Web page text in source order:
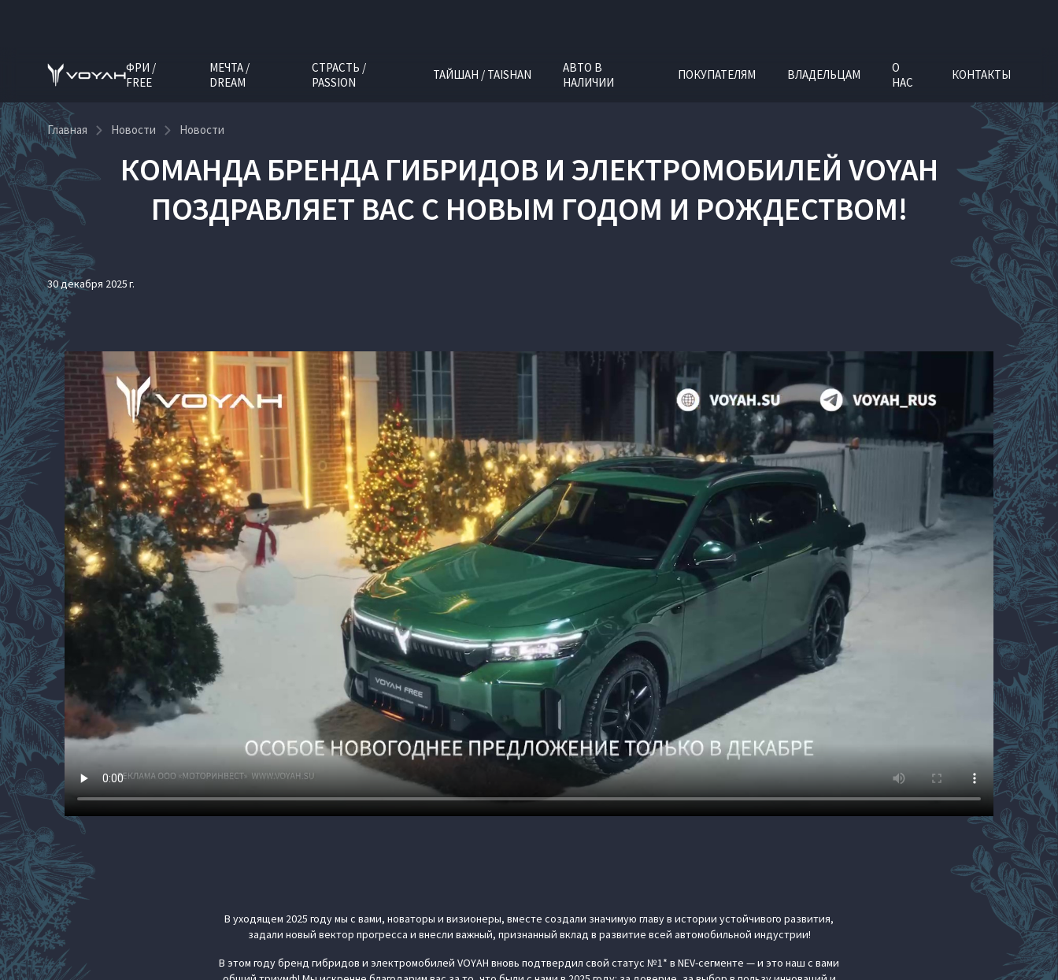
ФРИ /
FREE
МЕЧТА /
DREAM
СТРАСТЬ /
PASSION
ТАЙШАН / TAISHAN
АВТО В
НАЛИЧИИ
ПОКУПАТЕЛЯМ ВЛАДЕЛЬЦАМ
О
НАС
КОНТАКТЫ
Главная Новости Новости
КОМАНДА БРЕНДА ГИБРИДОВ И ЭЛЕКТРОМОБИЛЕЙ VOYAH
ПОЗДРАВЛЯЕТ ВАС С НОВЫМ ГОДОМ И РОЖДЕСТВОМ!
30 декабря 2025 г.
В уходящем 2025 году мы с вами, новаторы и визионеры, вместе создали значимую главу в истории устойчивого развития,
задали новый вектор прогресса и внесли важный, признанный вклад в развитие всей автомобильной индустрии!
В этом году бренд гибридов и электромобилей VOYAH вновь подтвердил свой статус №1* в NEV-сегменте — и это наш с вами